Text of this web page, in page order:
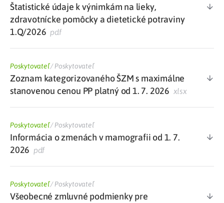
Štatistické údaje k výnimkám na lieky,
zdravotnícke pomôcky a dietetické potraviny
1.Q/2026 pdf
Poskytovateľ/Poskytovateľ
Zoznam kategorizovaného ŠZM s maximálne
stanovenou cenou PP platný od 1. 7. 2026 xlsx
Poskytovateľ/Poskytovateľ
Informácia o zmenách v mamografii od 1. 7.
2026 pdf
Poskytovateľ/Poskytovateľ
Všeobecné zmluvné podmienky pre